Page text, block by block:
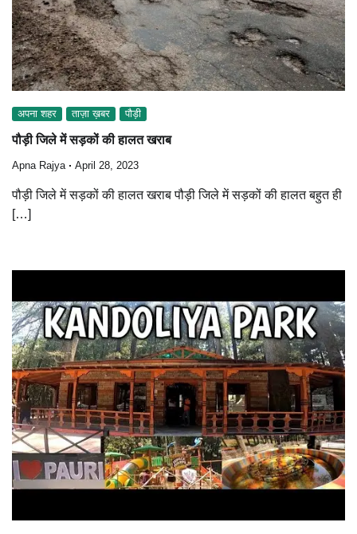
अपना शहर ताज़ा ख़बर पौड़ी
पौड़ी जिले में सड़कों की हालत खराब
Apna Rajya April 28, 2023
पौड़ी जिले में सड़कों की हालत खराब पौड़ी जिले में सड़कों की हालत बहुत ही
[…]